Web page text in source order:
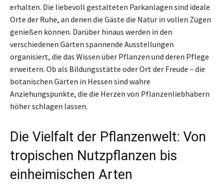
erhalten. Die liebevoll gestalteten Parkanlagen sind ideale
Orte der Ruhe, an denen die Gäste die Natur in vollen Zügen
genießen können. Darüber hinaus werden in den
verschiedenen Gärten spannende Ausstellungen
organisiert, die das Wissen über Pflanzen und deren Pflege
erweitern. Ob als Bildungsstätte oder Ort der Freude – die
botanischen Gärten in Hessen sind wahre
Anziehungspunkte, die die Herzen von Pflanzenliebhabern
höher schlagen lassen.
Die Vielfalt der Pflanzenwelt: Von
tropischen Nutzpflanzen bis
einheimischen Arten